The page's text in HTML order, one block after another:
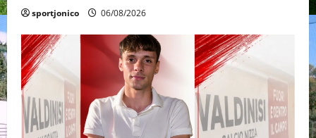
sportjonico 06/08/2026